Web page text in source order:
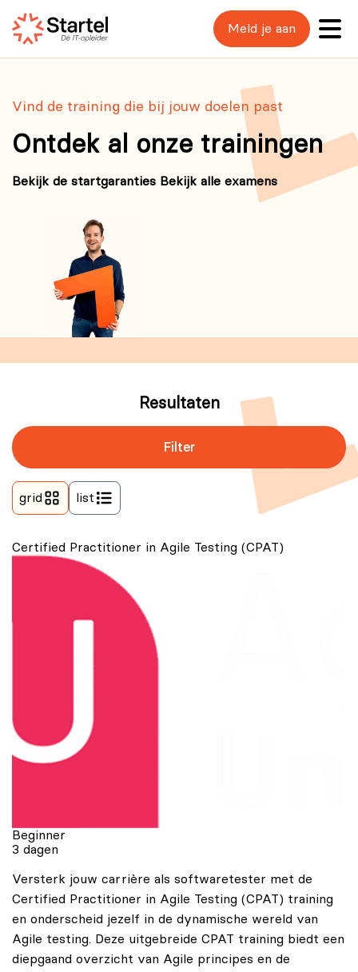
Meld je aan
Vind de training die bij jouw doelen past
Ontdek al onze trainingen
Bekijk de startgaranties Bekijk alle examens
Resultaten
Filter
grid list
Certified Practitioner in Agile Testing (CPAT)
Beginner
3 dagen
Versterk jouw carrière als softwaretester met de
Certified Practitioner in Agile Testing (CPAT) training
en onderscheid jezelf in de dynamische wereld van
Agile testing. Deze uitgebreide CPAT training biedt een
diepgaand overzicht van Agile principes en de